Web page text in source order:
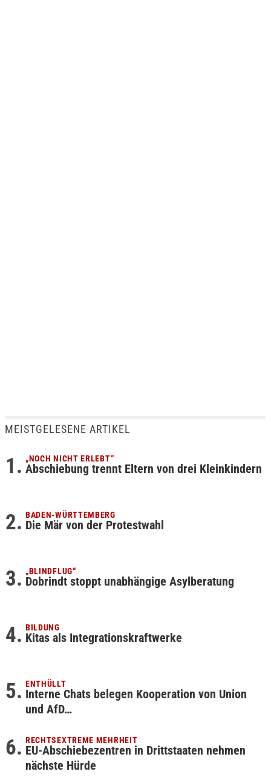
MEISTGELESENE ARTIKEL
„NOCH NICHT ERLEBT“
Abschiebung trennt Eltern von drei Kleinkindern
BADEN-WÜRTTEMBERG
Die Mär von der Protestwahl
„BLINDFLUG“
Dobrindt stoppt unabhängige Asylberatung
BILDUNG
Kitas als Integrationskraftwerke
ENTHÜLLT
Interne Chats belegen Kooperation von Union
und AfD…
RECHTSEXTREME MEHRHEIT
EU-Abschiebezentren in Drittstaaten nehmen
nächste Hürde